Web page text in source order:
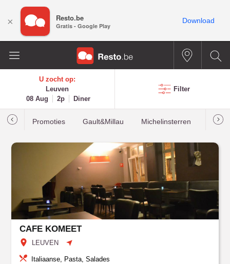
U zocht op:
Leuven
08 Aug
2p Diner
Filter
Promoties Gault&Millau Michelinsterren
CAFE KOMEET
LEUVEN
Italiaanse, Pasta, Salades
× Resto.be
Gratis - Google Play
Download